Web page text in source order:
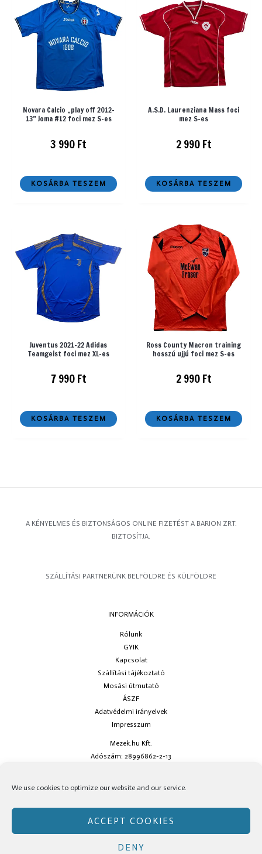
We use cookies to optimize our website and our service.
ACCEPT COOKIES
DENY
Novara Calcio „play off 2012-
13” Joma #12 foci mez S-es
3 990Ft
KOSÁRBA TESZEM
A.S.D. Laurenziana Mass foci
mez S-es
2 990Ft
KOSÁRBA TESZEM
Juventus 2021-22 Adidas
Teamgeist foci mez XL-es
7 990Ft
KOSÁRBA TESZEM
Ross County Macron training
hosszú ujjú foci mez S-es
2 990Ft
KOSÁRBA TESZEM
A KÉNYELMES ÉS BIZTONSÁGOS ONLINE FIZETÉST A BARION ZRT.
BIZTOSÍTJA.
SZÁLLÍTÁSI PARTNERÜNK BELFÖLDRE ÉS KÜLFÖLDRE
INFORMÁCIÓK
Rólunk
GYIK
Kapcsolat
Szállítási tájékoztató
Mosási útmutató
ÁSZF
Adatvédelmi irányelvek
Impresszum
Mezek.hu Kft.
Adószám: 28996862-2-13
social oldalainkon!
Copyright © Mezek.hu 2026 Mezek.hu